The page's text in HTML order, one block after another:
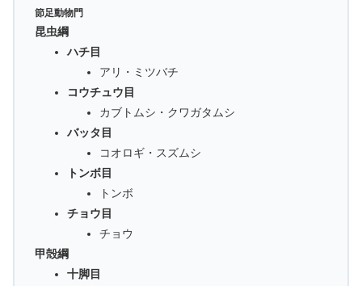
節足動物門
昆虫綱
ハチ目
アリ・ミツバチ
コウチュウ目
カブトムシ・クワガタムシ
バッタ目
コオロギ・スズムシ
トンボ目
トンボ
チョウ目
チョウ
甲殻綱
十脚目